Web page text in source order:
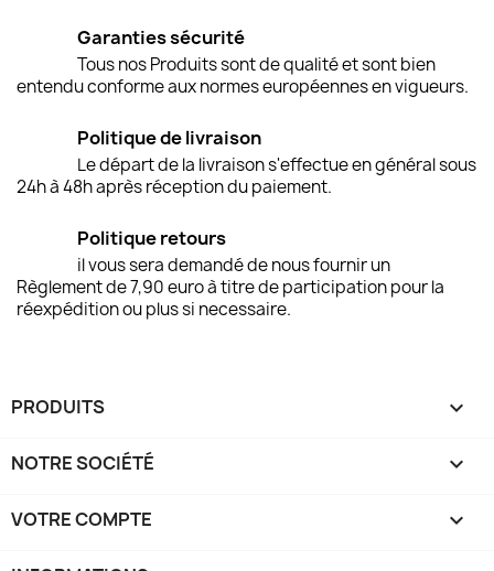
Garanties sécurité
Tous nos Produits sont de qualité et sont bien
entendu conforme aux normes européennes en vigueurs.
Politique de livraison
Le départ de la livraison s'effectue en général sous
24h à 48h après réception du paiement.
Politique retours
il vous sera demandé de nous fournir un
Règlement de 7,90 euro à titre de participation pour la
réexpédition ou plus si necessaire.
PRODUITS 
NOTRE SOCIÉTÉ 
VOTRE COMPTE 